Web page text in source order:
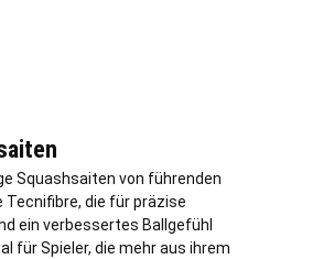
Squashsaiten von führenden
Tecnifibre, die für präzise
ein verbessertes Ballgefühl
für Spieler, die mehr aus ihrem